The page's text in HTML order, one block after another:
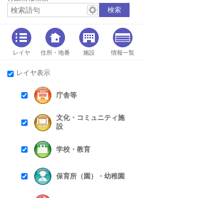
レイヤ 住所・地番 施設 情報一覧
レイヤ表示
庁舎等
文化・コミュニティ施
設
学校・教育
保育所（園）・幼稚園